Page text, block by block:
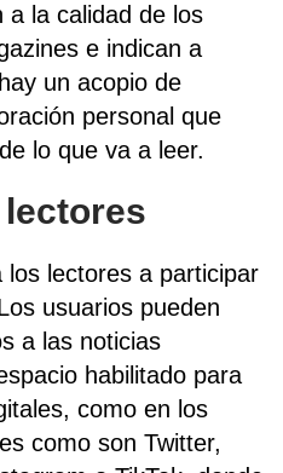
a la calidad de los
e indican a
un acopio de
personal que
lo que va a leer.
lectores a participar
usuarios pueden
a las noticias
habilitado para
como en los
como son Twitter,